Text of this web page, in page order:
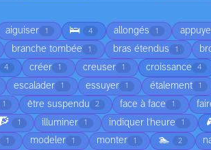
aiguiser 1 🛌 4 allongés 1
branche tombée 1 bras étendus 1
4 créer 1 creuser 1 croissance 4
escalader 1 essuyer 1 étalement 1
1 être suspendu 2 face à face 1
🧗 1 illuminer 1 indiquer l'heure 1
1 modeler 1 monter 1 🏊 2